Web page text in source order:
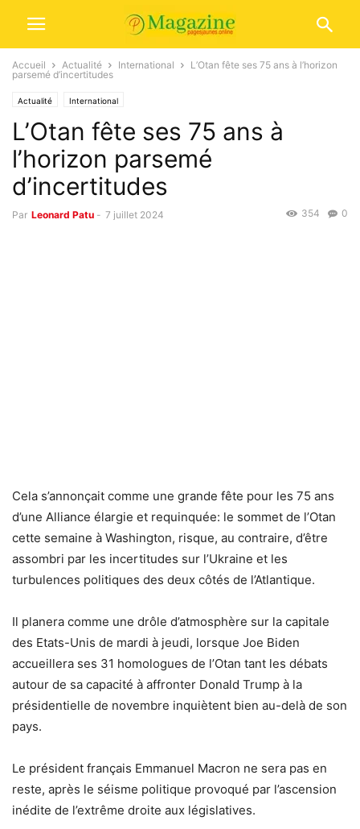
Accueil Actualité International
L’Otan fête ses 75 ans à l’horizon
parsemé d’incertitudes
Actualité International
L’Otan fête ses 75 ans à
l’horizon parsemé
d’incertitudes
Par Leonard Patu - 7 juillet 2024 0
354
Cela s’annonçait comme une grande fête pour les 75 ans
d’une Alliance élargie et requinquée: le sommet de l’Otan
cette semaine à Washington, risque, au contraire, d’être
assombri par les incertitudes sur l’Ukraine et les
turbulences politiques des deux côtés de l’Atlantique.
Il planera comme une drôle d’atmosphère sur la capitale
des Etats-Unis de mardi à jeudi, lorsque Joe Biden
accueillera ses 31 homologues de l’Otan tant les débats
autour de sa capacité à affronter Donald Trump à la
présidentielle de novembre inquiètent bien au-delà de son
pays.
Le président français Emmanuel Macron ne sera pas en
reste, après le séisme politique provoqué par l’ascension
inédite de l’extrême droite aux législatives.